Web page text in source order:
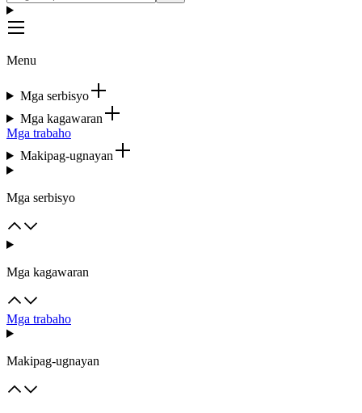
Menu
Mga serbisyo
Mga kagawaran
Mga trabaho
Makipag-ugnayan
Mga serbisyo
Mga kagawaran
Mga trabaho
Makipag-ugnayan